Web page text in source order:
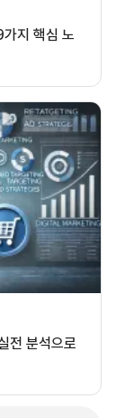
지 핵심 노
전 분석으로